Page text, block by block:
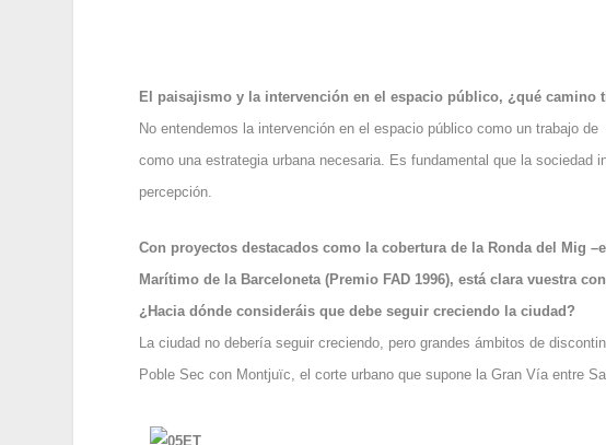
El paisajismo y la intervención en el espacio público, ¿qué camino
No entendemos la intervención en el espacio público como un trabajo
como una estrategia urbana necesaria. Es fundamental que la sociedad
percepción.
Con proyectos destacados como la cobertura de la Ronda del Mig
Marítimo de la Barceloneta (Premio FAD 1996), está clara vuestra
¿Hacia dónde consideráis que debe seguir creciendo la ciudad?
La ciudad no debería seguir creciendo, pero grandes ámbitos de
Poble Sec con Montjuïc, el corte urbano que supone la Gran Vía entre